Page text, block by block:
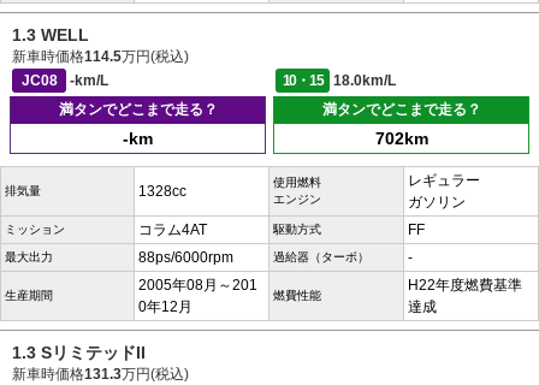
1.3 WELL
新車時価格114.5万円(税込)
JC08
-km/L 10・15
18.0km/L
満タンでどこまで走る？
-km
満タンでどこまで走る？
702km
排気量 1328cc
使用燃料
エンジン
レギュラー
ガソリン
ミッション コラム4AT 駆動方式 FF
最大出力 88ps/6000rpm 過給器（ターボ） -
生産期間
2005年08月～201
0年12月
燃費性能
H22年度燃費基準
達成
1.3 SリミテッドII
新車時価格131.3万円(税込)